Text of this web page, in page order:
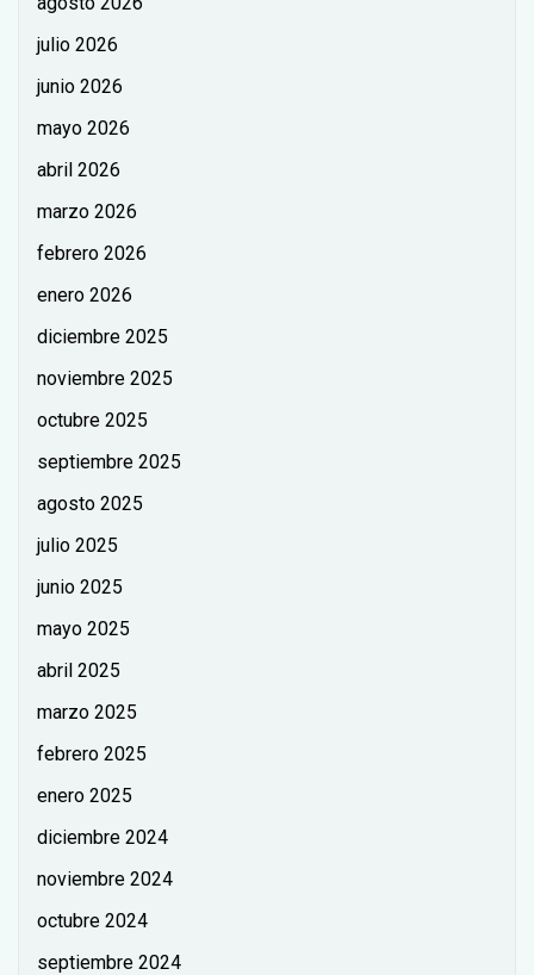
julio 2026
junio 2026
mayo 2026
abril 2026
marzo 2026
febrero 2026
enero 2026
diciembre 2025
noviembre 2025
octubre 2025
septiembre 2025
agosto 2025
julio 2025
junio 2025
mayo 2025
abril 2025
marzo 2025
febrero 2025
enero 2025
diciembre 2024
noviembre 2024
octubre 2024
septiembre 2024